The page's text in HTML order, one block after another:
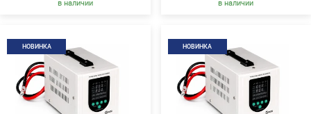
в наличии в наличии
НОВИНКА НОВИНКА